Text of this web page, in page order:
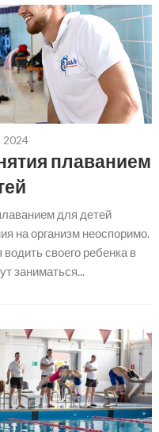
плаванием
для детей
на организм неоспоримо.
своего ребенка в
заниматься...